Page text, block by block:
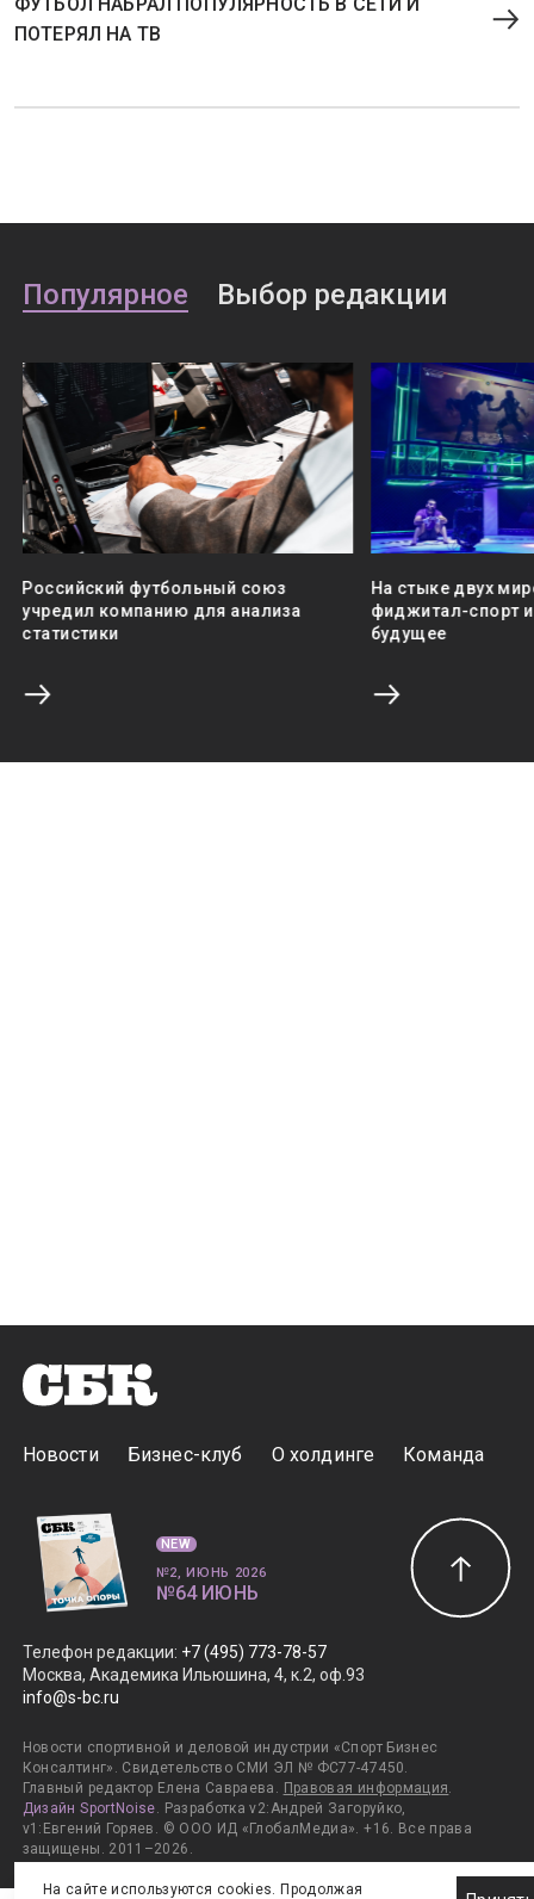
ПОТЕРЯЛ НА ТВ
Популярное Выбор редакции
Российский футбольный союз
учредил компанию для анализа
статистики
На стыке двух
фиджитал-спорт
будущее
Новости Бизнес-клуб О холдинге Команда
Телефон редакции: +7 (495) 773-78-57
Москва, Академика Ильюшина, 4, к.2, оф.93
info@s-bc.ru
Новости спортивной и деловой индустрии «Спорт Бизнес
Консалтинг». Свидетельство СМИ ЭЛ № ФС77-47450.
Главный редактор Елена Савраева. Правовая информация.
Дизайн SportNoise. Разработка v2:Андрей Загоруйко,
v1:Евгений Горяев. © ООО ИД «ГлобалМедиа». +16. Все права
защищены. 2011–2026.
NEW
№2, ИЮНЬ 2026
№64 ИЮНЬ
На сайте используются cookies. Продолжая